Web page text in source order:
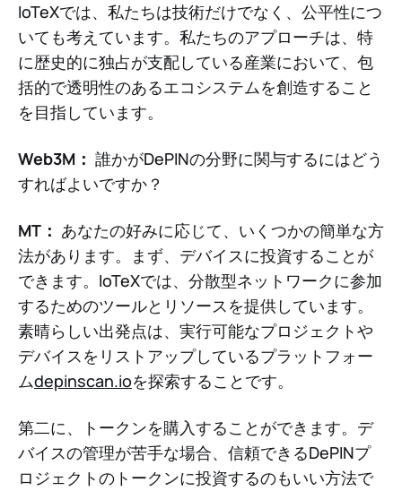
IoTeXでは、私たちは技術だけでなく、公平性につ
いても考えています。私たちのアプローチは、特
に歴史的に独占が支配している産業において、包
括的で透明性のあるエコシステムを創造すること
を目指しています。
Web3M： 誰かがDePINの分野に関与するにはどう
すればよいですか？
MT： あなたの好みに応じて、いくつかの簡単な方
法があります。まず、デバイスに投資することが
できます。IoTeXでは、分散型ネットワークに参加
するためのツールとリソースを提供しています。
素晴らしい出発点は、実行可能なプロジェクトや
デバイスをリストアップしているプラットフォー
ムdepinscan.ioを探索することです。
第二に、トークンを購入することができます。デ
バイスの管理が苦手な場合、信頼できるDePINプ
ロジェクトのトークンに投資するのもいい方法で